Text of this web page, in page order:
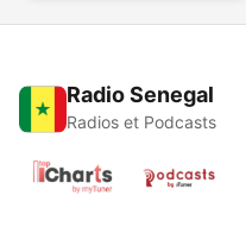
Radio Senegal
Radios et Podcasts